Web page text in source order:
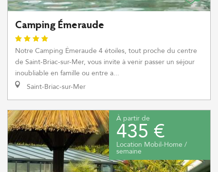
Camping Émeraude
Notre Camping Émeraude 4 étoiles, tout proche du centre
de Saint-Briac-sur-Mer, vous invite à venir passer un séjour
inoubliable en famille ou entre a...
Saint-Briac-sur-Mer
À partir de
435 €
Location Mobil-Home /
semaine